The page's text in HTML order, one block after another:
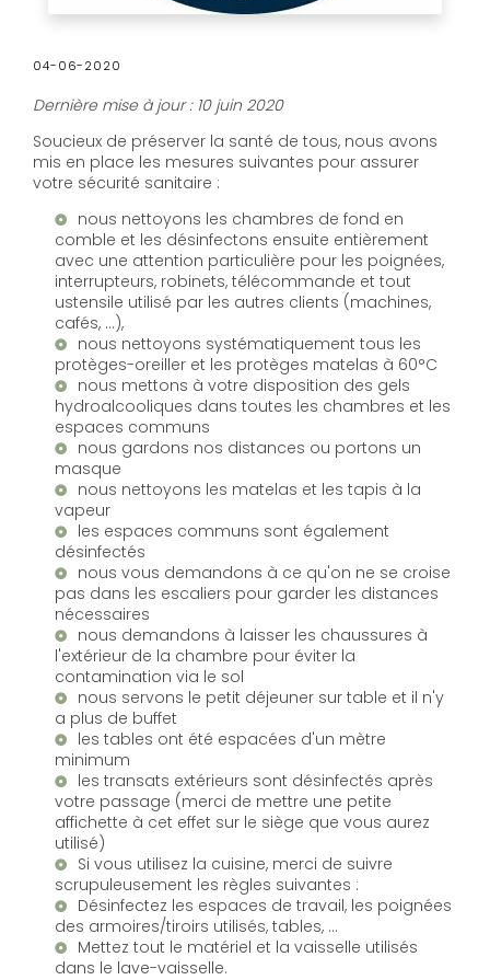
04-06-2020
Dernière mise à jour : 10 juin 2020
Soucieux de préserver la santé de tous, nous avons
mis en place les mesures suivantes pour assurer
votre sécurité sanitaire :
nous nettoyons les chambres de fond en
comble et les désinfectons ensuite entièrement
avec une attention particulière pour les poignées,
interrupteurs, robinets, télécommande et tout
ustensile utilisé par les autres clients (machines,
cafés, …),
nous nettoyons systématiquement tous les
protèges-oreiller et les protèges matelas à 60°C
nous mettons à votre disposition des gels
hydroalcooliques dans toutes les chambres et les
espaces communs
nous gardons nos distances ou portons un
masque
nous nettoyons les matelas et les tapis à la
vapeur
les espaces communs sont également
désinfectés
nous vous demandons à ce qu'on ne se croise
pas dans les escaliers pour garder les distances
nécessaires
nous demandons à laisser les chaussures à
l'extérieur de la chambre pour éviter la
contamination via le sol
nous servons le petit déjeuner sur table et il n'y
a plus de buffet
les tables ont été espacées d'un mètre
minimum
les transats extérieurs sont désinfectés après
votre passage (merci de mettre une petite
affichette à cet effet sur le siège que vous aurez
utilisé)
Si vous utilisez la cuisine, merci de suivre
scrupuleusement les règles suivantes :
Désinfectez les espaces de travail, les poignées
des armoires/tiroirs utilisés, tables, …
Mettez tout le matériel et la vaisselle utilisés
dans le lave-vaisselle.